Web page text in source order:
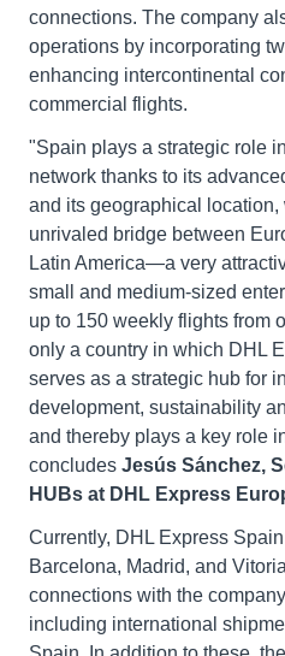
connections. The company
operations by incorporating
enhancing intercontinental
commercial flights.
"Spain plays a strategic role
network thanks to its
and its geographical location,
unrivaled bridge between
Latin America—a very
small and medium-sized
up to 150 weekly flights from
only a country in which DHL
serves as a strategic hub for
development, sustainability
and thereby plays a key role
concludes Jesús Sánchez,
HUBs at DHL Express
Currently, DHL Express
Barcelona, Madrid, and
connections with the
including international